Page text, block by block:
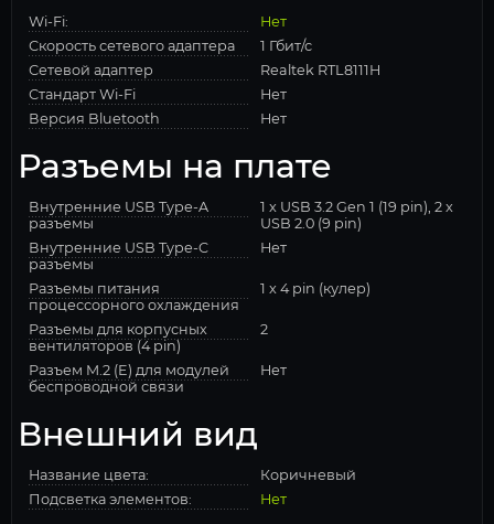
Wi-Fi:
Нет
Скорость сетевого адаптера
1 Гбит/с
Сетевой адаптер
Realtek RTL8111H
Стандарт Wi-Fi
Нет
Версия Bluetooth
Нет
Разъемы на плате
Внутренние USB Type-A
разъемы
1 x USB 3.2 Gen 1 (19 pin), 2 x
USB 2.0 (9 pin)
Внутренние USB Type-C
разъемы
Нет
Разъемы питания
процессорного охлаждения
1 x 4 pin (кулер)
Разъемы для корпусных
вентиляторов (4 pin)
2
Разъем M.2 (E) для модулей
беспроводной связи
Нет
Внешний вид
Название цвета:
Коричневый
Подсветка элементов:
Нет